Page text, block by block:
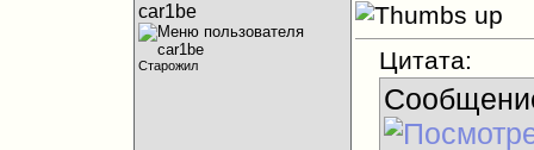
car1be
Старожил Цитата: